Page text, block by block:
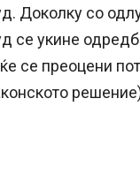
Доколку со
се укине
се преоцени